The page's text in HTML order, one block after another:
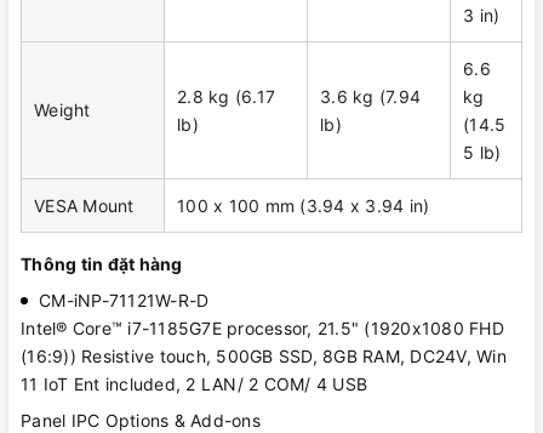
3 in)
Weight
2.8 kg (6.17
lb)
3.6 kg (7.94
lb)
6.6
kg
(14.5
5 lb)
VESA Mount 100 x 100 mm (3.94 x 3.94 in)
Thông tin đặt hàng
CM-iNP-71121W-R-D
Intel® Core™ i7-1185G7E processor, 21.5" (1920x1080 FHD
(16:9)) Resistive touch, 500GB SSD, 8GB RAM, DC24V, Win
11 IoT Ent included, 2 LAN/ 2 COM/ 4 USB
Panel IPC Options & Add-ons